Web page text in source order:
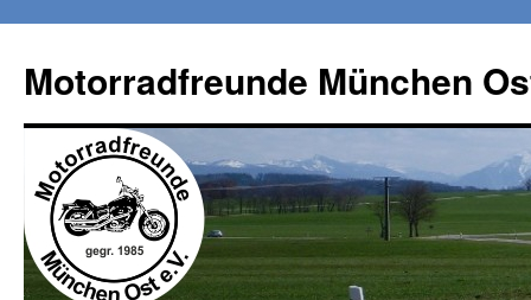
springen
Motorradfreunde München